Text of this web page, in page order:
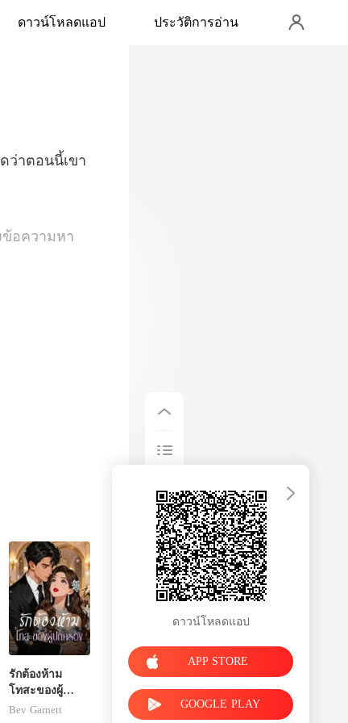
ดาวน์โหลดแอป ประวัติการอ่าน
รักต้องห้าม
โทสะของผู้
ปกครอง
Bev Garnett
ดาวน์โหลดแอป
APP STORE
GOOGLE PLAY